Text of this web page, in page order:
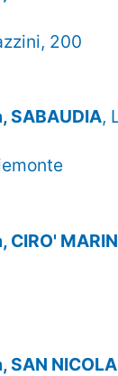
200
SABAUDIA,
CIRO'
SAN